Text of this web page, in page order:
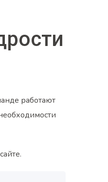
работают